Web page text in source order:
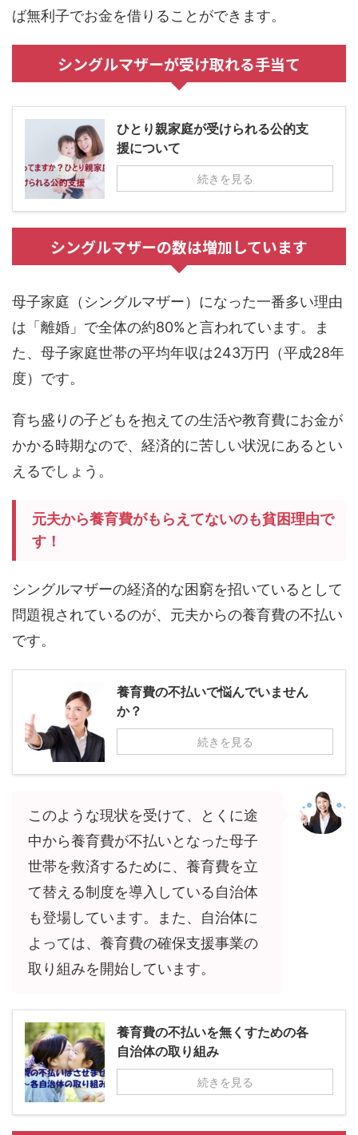
ば無利子でお金を借りることができます。
シングルマザーが受け取れる手当て
ひとり親家庭が受けられる公的支
援について
続きを見る
シングルマザーの数は増加しています
母子家庭（シングルマザー）になった一番多い理由
は「離婚」で全体の約80%と言われています。ま
た、母子家庭世帯の平均年収は243万円（平成28年
度）です。
育ち盛りの子どもを抱えての生活や教育費にお金が
かかる時期なので、経済的に苦しい状況にあるとい
えるでしょう。
元夫から養育費がもらえてないのも貧困理由で
す！
シングルマザーの経済的な困窮を招いているとして
問題視されているのが、元夫からの養育費の不払い
です。
養育費の不払いで悩んでいません
か？
続きを見る
このような現状を受けて、とくに途
中から養育費が不払いとなった母子
世帯を救済するために、養育費を立
て替える制度を導入している自治体
も登場しています。また、自治体に
よっては、養育費の確保支援事業の
取り組みを開始しています。
養育費の不払いを無くすための各
自治体の取り組み
続きを見る